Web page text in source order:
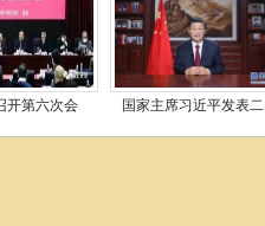
开第六次会 国家主席习近平发表二